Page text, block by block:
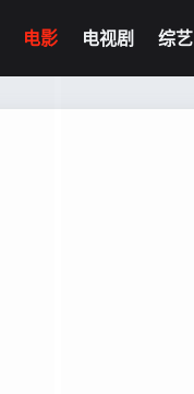
电影 电视剧 综艺